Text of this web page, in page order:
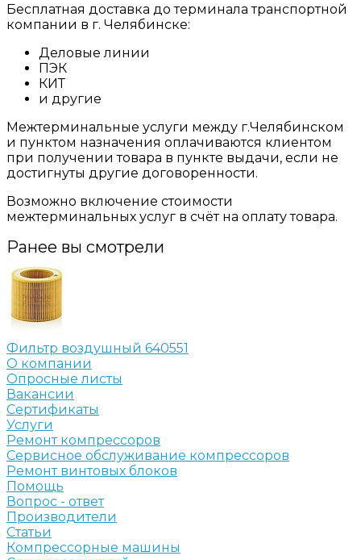
Бесплатная доставка до терминала транспортной
компании в г. Челябинске:
Деловые линии
ПЭК
КИТ
и другие
Межтерминальные услуги между г.Челябинском
и пунктом назначения оплачиваются клиентом
при получении товара в пункте выдачи, если не
достигнуты другие договоренности.
Возможно включение стоимости
межтерминальных услуг в счёт на оплату товара.
Ранее вы смотрели
Фильтр воздушный 640551
О компании
Опросные листы
Вакансии
Сертификаты
Услуги
Ремонт компрессоров
Сервисное обслуживание компрессоров
Ремонт винтовых блоков
Помощь
Вопрос - ответ
Производители
Статьи
Компрессорные машины